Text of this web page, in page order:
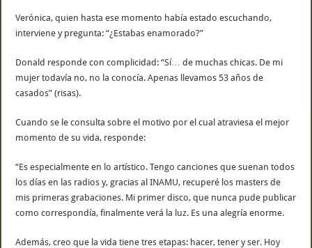
Verónica, quien hasta ese momento había estado escuchando,
interviene y pregunta: “¿Estabas enamorado?”
Donald responde con complicidad: “Sí… de muchas chicas. De mi
mujer todavía no, no la conocía. Apenas llevamos 53 años de
casados” (risas).
Cuando se le consulta sobre el motivo por el cual atraviesa el mejor
momento de su vida, responde:
“Es especialmente en lo artístico. Tengo canciones que suenan todos
los días en las radios y, gracias al INAMU, recuperé los masters de
mis primeras grabaciones. Mi primer disco, que nunca pude publicar
como correspondía, finalmente verá la luz. Es una alegría enorme.
Además, creo que la vida tiene tres etapas: hacer, tener y ser. Hoy